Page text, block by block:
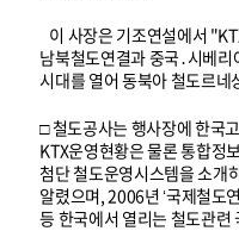
이 사장은 기조연설에서
남북철도연결과 중국․시베
시대를 열어 동북아 철도르네
□ 철도공사는 행사장에 한국
KTX운영현황은 물론 통합정
첨단 철도운영시스템을 소개
알렸으며, 2006년 ‘국제철도
등 한국에서 열리는 철도관